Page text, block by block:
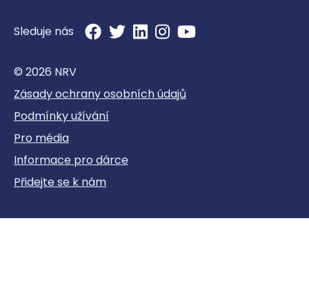
Sleduje nás
© 2026 NRV
Zásady ochrany osobních údajů
Podmínky užívání
Pro média
Informace pro dárce
Přidejte se k nám